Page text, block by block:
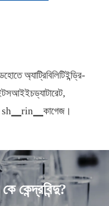
অ্যাট্রিবিলিটিইন্ড্রি-
sh▁rin▁কাগেজ।
কেন্দ্রবিন্দু?